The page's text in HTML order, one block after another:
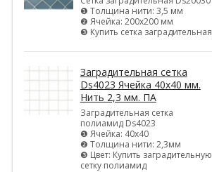
❶ Толщина нити: 3,5 мм
❷ Ячейка: 200х200 мм
❸ Купить сетка заградительная
Заградительная сетка
Ds4023 Ячейка 40х40 мм.
Нить 2,3 мм. ПА
Заградительная сетка
полиамид Ds4023
❶ Ячейка: 40х40
❷ Толщина нити: 2,3мм
❸ Цвет: Купить заградительную
сетку полиамид